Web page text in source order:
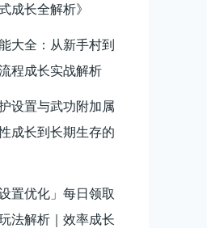
成长全解析》
大全：从新手村到
程成长实战解析
设置与武功附加属
成长到长期生存的
置优化」每日领取
法解析｜效率成长